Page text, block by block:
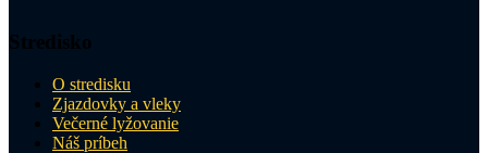
Stredisko
O stredisku
Zjazdovky a vleky
Večerné lyžovanie
Náš príbeh